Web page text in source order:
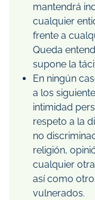
mantendrá
cualquier
frente a
Queda
supone la
En ningún
a los
intimidad
respeto a la
no
religión,
cualquier
así como
vulnerados.